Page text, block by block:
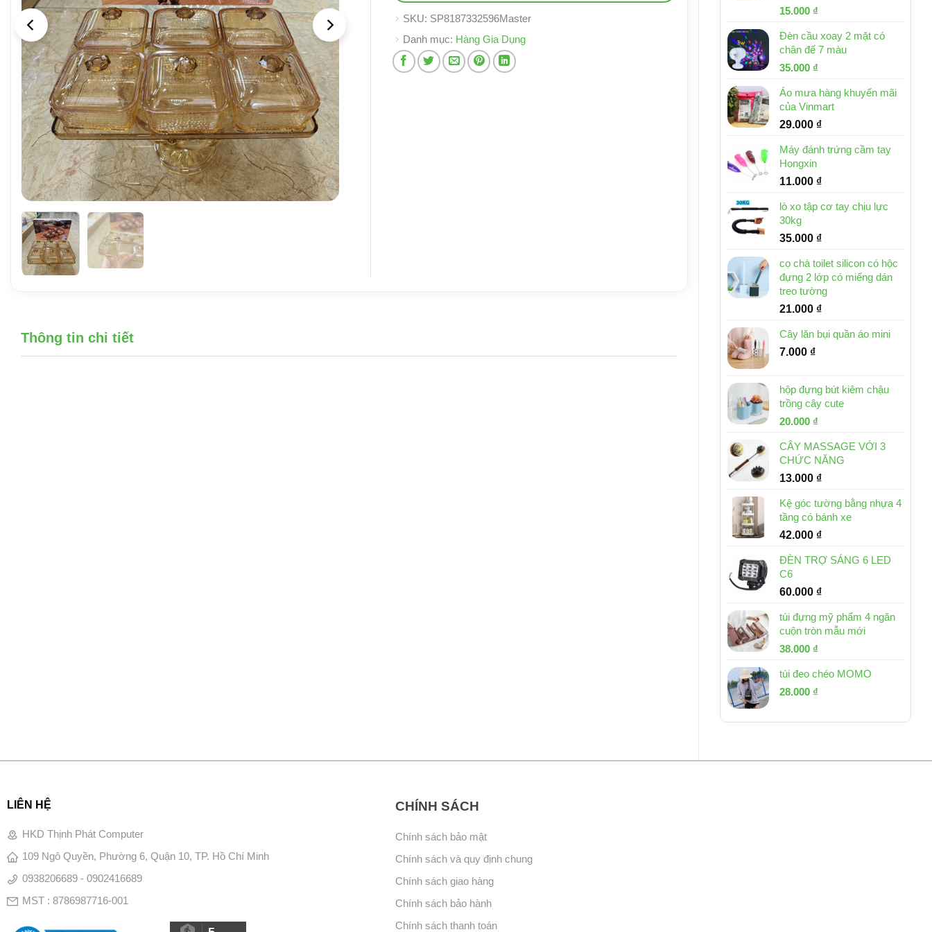
Giá
là:
32.000 ₫.
15.000 ₫
tại
là:
Đèn cầu xoay 2 mặt có
chân đế 7 màu
Giá
là:
46.000 ₫.
35.000 ₫
tại
là:
35.000 ₫.
Áo mưa hàng khuyến mãi
của Vinmart
29.000 ₫
Máy đánh trứng cầm tay
Hongxin
11.000 ₫
lò xo tập cơ tay chịu lực
30kg
35.000 ₫
cọ chà toilet silicon có hộc
đựng 2 lớp có miếng dán
treo tường
21.000 ₫
Cây lăn bụi quần áo mini
7.000 ₫
hộp đựng bút kiêm chậu
trồng cây cute
Giá
là:
30.000 ₫.
20.000 ₫
tại
là:
20.000 ₫.
CÂY MASSAGE VỚI 3
CHỨC NĂNG
13.000 ₫
Kệ góc tường bằng nhựa 4
tầng có bánh xe
42.000 ₫
ĐÈN TRỢ SÁNG 6 LED
C6
60.000 ₫
túi đựng mỹ phẩm 4 ngăn
cuộn tròn mẫu mới
Giá
là:
53.000 ₫.
38.000 ₫
tại
túi đeo chéo MOMO
Giá
là:
28.000 ₫
tại
SKU: SP8187332596Master
Danh mục: Hàng Gia Dụng
Thông tin chi tiết
LIÊN HỆ
HKD Thịnh Phát Computer
109 Ngô Quyền, Phường 6, Quận 10, TP. Hồ Chí Minh
0938206689 - 0902416689
MST : 8786987716-001
CHÍNH SÁCH
Chính sách bảo mật
Chính sách và quy định chung
Chính sách giao hàng
Chính sách bảo hành
Chính sách thanh toán